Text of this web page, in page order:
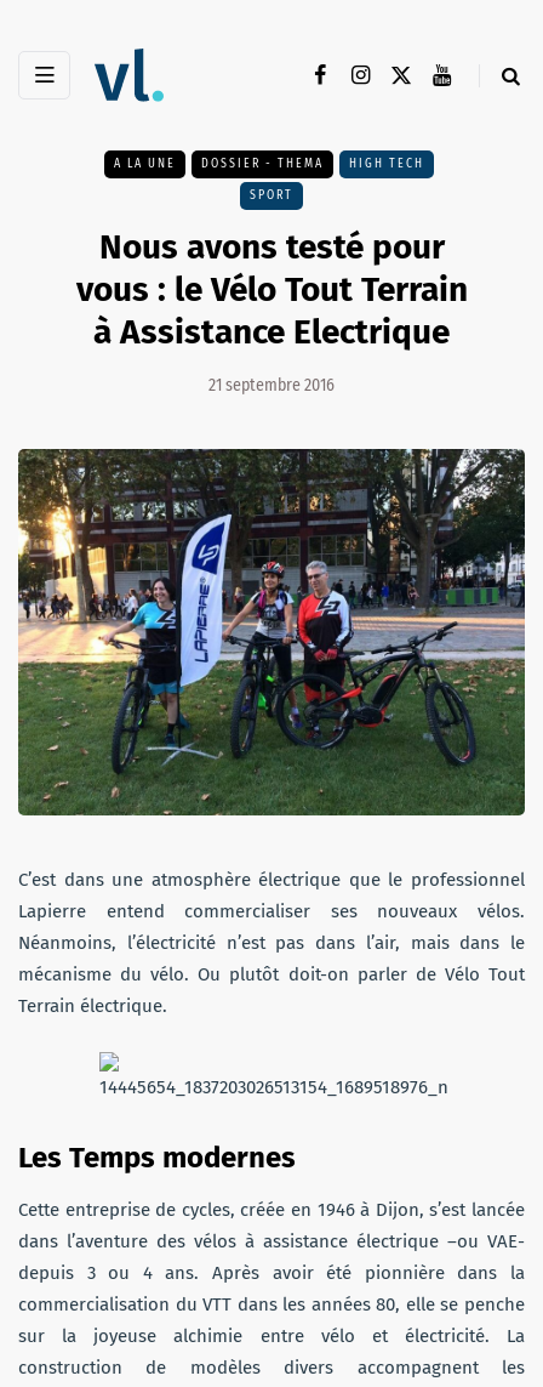
A LA UNE DOSSIER - THEMA HIGH TECH
SPORT
Nous avons testé pour
vous : le Vélo Tout Terrain
à Assistance Electrique
21 septembre 2016
C’est dans une atmosphère électrique que le professionnel
Lapierre entend commercialiser ses nouveaux vélos.
Néanmoins, l’électricité n’est pas dans l’air, mais dans le
mécanisme du vélo. Ou plutôt doit-on parler de Vélo Tout
Terrain électrique.
Les Temps modernes
Cette entreprise de cycles, créée en 1946 à Dijon, s’est lancée
dans l’aventure des vélos à assistance électrique –ou VAE-
depuis 3 ou 4 ans. Après avoir été pionnière dans la
commercialisation du VTT dans les années 80, elle se penche
sur la joyeuse alchimie entre vélo et électricité. La
construction de modèles divers accompagnent les